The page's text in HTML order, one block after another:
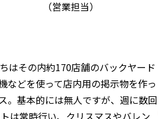
（営業担当）
はその内約170店舗のバックヤード
などを使って店内用の掲示物を作っ
。基本的には無人ですが、週に数回
は常時行い、クリスマスやバレン